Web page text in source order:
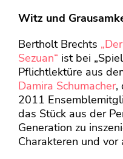
Witz und
Bertholt Brechts
Sezuan“ ist bei
Pflichtlektüre aus
Damira Schumacher,
2011
das Stück aus der
Generation zu
Charakteren und